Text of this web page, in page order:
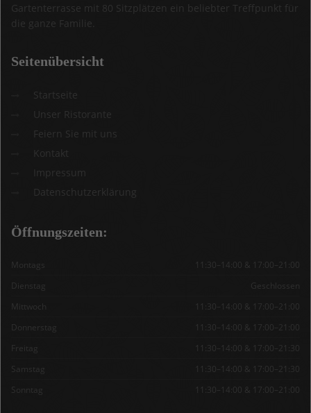
Gartenterrasse mit 80 Sitzplätzen ein beliebter Treffpunkt für
die ganze Familie.
Seitenübersicht
Startseite
Unser Ristorante
Feiern Sie mit uns
Kontakt
Impressum
Datenschutzerklärung
Öffnungszeiten:
Montags
11:30–14:00 & 17:00–21:00
Dienstag
Geschlossen
Mittwoch
11:30–14:00 & 17:00–21:00
Donnerstag
11:30–14:00 & 17:00–21:00
Freitag
11:30–14:00 & 17:00–21:30
Samstag
11:30–14:00 & 17:00–21:30
Sonntag
11:30–14:00 & 17:00–21:00